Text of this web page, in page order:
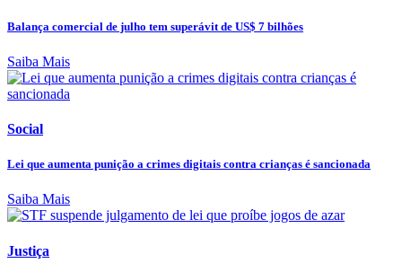
Balança comercial de julho tem superávit de US$ 7 bilhões
Saiba Mais
Social
Lei que aumenta punição a crimes digitais contra crianças é sancionada
Saiba Mais
Justiça